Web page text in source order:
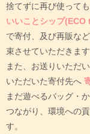
捨てずに再び使って
いいことシップ(ECO
で寄付、及び再販な
束させていただきます
また、お送りいただ
いただいた寄付先へ
まだ遊べるバッグ・
つながり、環境への
す。